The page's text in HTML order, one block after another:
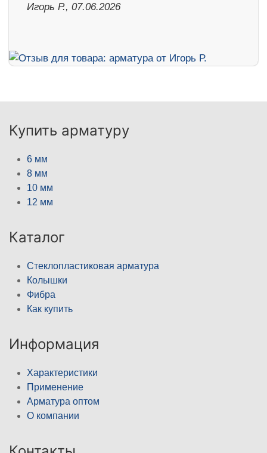
Игорь Р., 07.06.2026
Купить арматуру
6 мм
8 мм
10 мм
12 мм
Каталог
Стеклопластиковая арматура
Колышки
Фибра
Как купить
Информация
Характеристики
Применение
Арматура оптом
О компании